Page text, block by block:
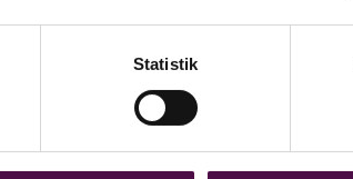
Statistik